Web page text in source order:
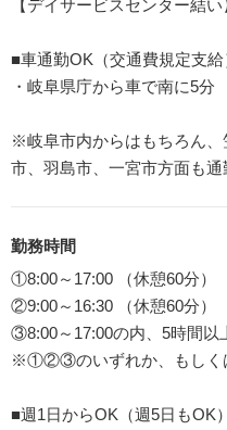
【デイサービスセンター結い
■車通勤OK（交通費規定支給
・岐阜県庁から車で南に5分
※岐阜市内からはもちろん
市、羽島市、一宮市方面も通
勤務時間
①8:00～17:00 （休憩60分）
②9:00～16:30 （休憩60分）
③8:00～17:00の内、5時間以
※①②③のいずれか、もしく
■週1日からOK（週5日もOK）